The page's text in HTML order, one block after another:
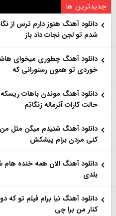
جدیدترین ها
دانلود آهنگ هنو‌ز دارم ترس از
شدم تو لجن نجات داد باز
دانلود آهنگ چطوری میخوای
خوردی تو همون رستورانی که
دانلود آهنگ موندن باهات
حالت کارات آنرماله زنگاتم
دانلود آهنگ شنیدم میگن مثل
کنی مردن برام پیشکش
دانلود آهنگ الان همه خنده هام
بلدی
دانلود آهنگ نیا برام فیلم تو‌
کنار من برا چی